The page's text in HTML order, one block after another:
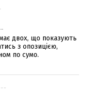
двох, що показують
з опозицією,
по сумо.